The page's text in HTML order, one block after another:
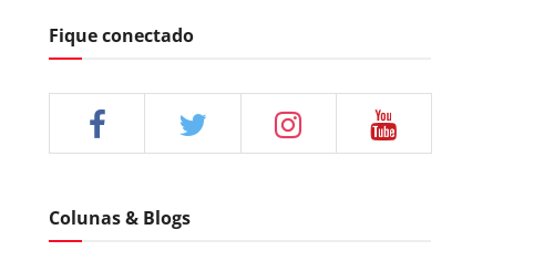
Fique conectado
Colunas & Blogs